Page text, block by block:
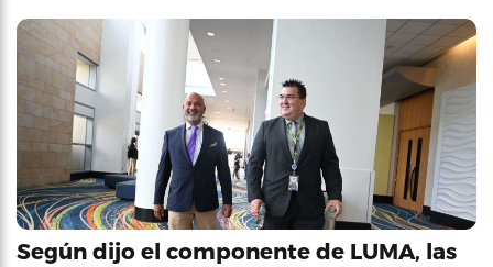
Según dijo el componente de LUMA, las